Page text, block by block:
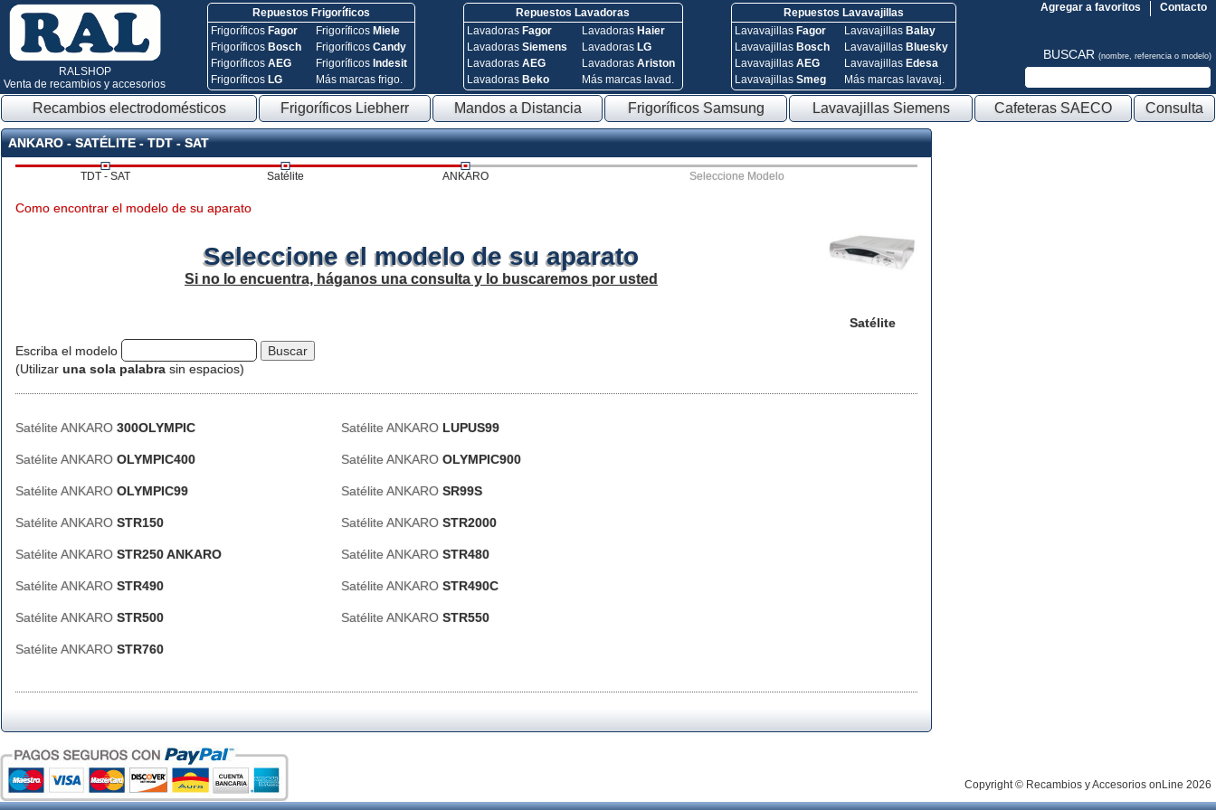
RALSHOP
Venta de recambios y accesorios
Repuestos Frigoríficos
Frigoríficos Fagor
Frigoríficos Bosch
FrigoríficosAEG
Frigoríficos LG
Frigoríficos Miele
FrigoríficosCandy
Frigoríficos Indesit
Más marcas frigo.
Repuestos Lavadoras
Lavadoras Fagor
Lavadoras Siemens
Lavadoras AEG
Lavadoras Beko
Lavadoras Haier
Lavadoras LG
Lavadoras Ariston
Más marcas lavad.
Repuestos Lavavajillas
Lavavajillas Fagor
Lavavajillas Bosch
Lavavajillas AEG
Lavavajillas Smeg
Lavavajillas Balay
Lavavajillas Bluesky
Lavavajillas Edesa
Más marcas lavavaj.
Contacto
Agregar a favoritos
BUSCAR (nombre, referencia o modelo)
Recambios electrodomésticos Frigoríficos Liebherr Mandos a Distancia Frigoríficos Samsung Lavavajillas Siemens Cafeteras SAECO Consulta
ANKARO - SATÉLITE - TDT - SAT
TDT - SAT Satélite ANKARO Seleccione Modelo
Satélite
Como encontrar el modelo de su aparato
Seleccione el modelo de su aparato
Si no lo encuentra, háganos una consulta y lo buscaremos por usted
Escriba el modelo
(Utilizar una sola palabra sin espacios)
Satélite ANKARO 300OLYMPIC Satélite ANKARO LUPUS99
Satélite ANKARO OLYMPIC400 Satélite ANKARO OLYMPIC900
Satélite ANKARO OLYMPIC99 Satélite ANKARO SR99S
Satélite ANKARO STR150 Satélite ANKARO STR2000
Satélite ANKARO STR250 ANKARO Satélite ANKARO STR480
Satélite ANKARO STR490 Satélite ANKARO STR490C
Satélite ANKARO STR500 Satélite ANKARO STR550
Satélite ANKARO STR760
Copyright © Recambios y Accesorios onLine 2026